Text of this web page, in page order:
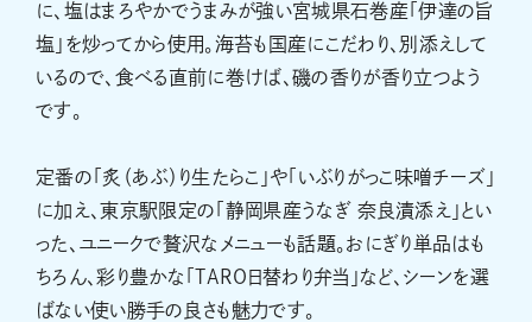
に、塩はまろやかでうまみが強い宮城県石巻産「伊達の旨
塩」を炒ってから使用。海苔も国産にこだわり、別添えして
いるので、食べる直前に巻けば、磯の香りが香り立つよう
です。
定番の「炙（あぶ）り生たらこ」や「いぶりがっこ味噌チーズ」
に加え、東京駅限定の「静岡県産うなぎ 奈良漬添え」とい
った、ユニークで贅沢なメニューも話題。おにぎり単品はも
ちろん、彩り豊かな「TARO日替わり弁当」など、シーンを選
ばない使い勝手の良さも魅力です。